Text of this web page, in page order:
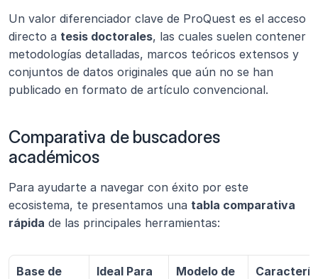
Un valor diferenciador clave de ProQuest es el acceso
directo a tesis doctorales, las cuales suelen contener
metodologías detalladas, marcos teóricos extensos y
conjuntos de datos originales que aún no se han
publicado en formato de artículo convencional.
Comparativa de buscadores
académicos
Para ayudarte a navegar con éxito por este
ecosistema, te presentamos una tabla comparativa
rápida de las principales herramientas:
Base de
Ideal Para
Modelo de
Caracterís